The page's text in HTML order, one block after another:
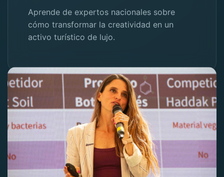
Aprende de expertos nacionales sobre
cómo transformar la creatividad en un
activo turístico de lujo.